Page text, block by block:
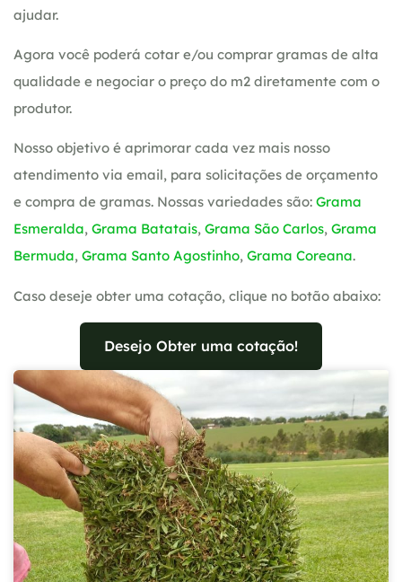
ajudar.
Agora você poderá cotar e/ou comprar gramas de alta
qualidade e negociar o preço do m2 diretamente com o
produtor.
Nosso objetivo é aprimorar cada vez mais nosso
atendimento via email, para solicitações de orçamento
e compra de gramas. Nossas variedades são: Grama
Esmeralda, Grama Batatais, Grama São Carlos, Grama
Bermuda, Grama Santo Agostinho, Grama Coreana.
Caso deseje obter uma cotação, clique no botão abaixo:
Desejo Obter uma cotação!